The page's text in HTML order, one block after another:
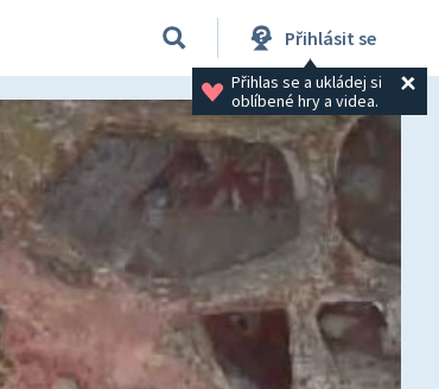
Přihlásit se
Přihlas se a ukládej si
oblíbené hry a videa.